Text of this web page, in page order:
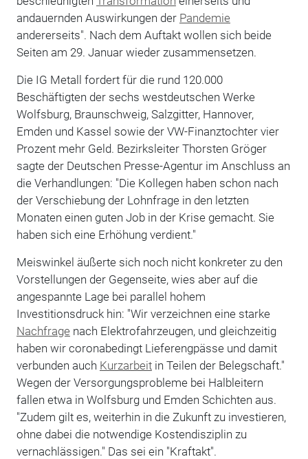
andauernden Auswirkungen der Pandemie
andererseits". Nach dem Auftakt wollen sich beide
Seiten am 29. Januar wieder zusammensetzen.
Die IG Metall fordert für die rund 120.000
Beschäftigten der sechs westdeutschen Werke
Wolfsburg, Braunschweig, Salzgitter, Hannover,
Emden und Kassel sowie der VW-Finanztochter vier
Prozent mehr Geld. Bezirksleiter Thorsten Gröger
sagte der Deutschen Presse-Agentur im Anschluss an
die Verhandlungen: "Die Kollegen haben schon nach
der Verschiebung der Lohnfrage in den letzten
Monaten einen guten Job in der Krise gemacht. Sie
haben sich eine Erhöhung verdient."
Meiswinkel äußerte sich noch nicht konkreter zu den
Vorstellungen der Gegenseite, wies aber auf die
angespannte Lage bei parallel hohem
Investitionsdruck hin: "Wir verzeichnen eine starke
Nachfrage nach Elektrofahrzeugen, und gleichzeitig
haben wir coronabedingt Lieferengpässe und damit
verbunden auch Kurzarbeitin Teilen der Belegschaft."
Wegen der Versorgungsprobleme bei Halbleitern
fallen etwa in Wolfsburg und Emden Schichten aus.
"Zudem gilt es, weiterhin in die Zukunft zu investieren,
ohne dabei die notwendige Kostendisziplin zu
vernachlässigen." Das sei ein "Kraftakt".